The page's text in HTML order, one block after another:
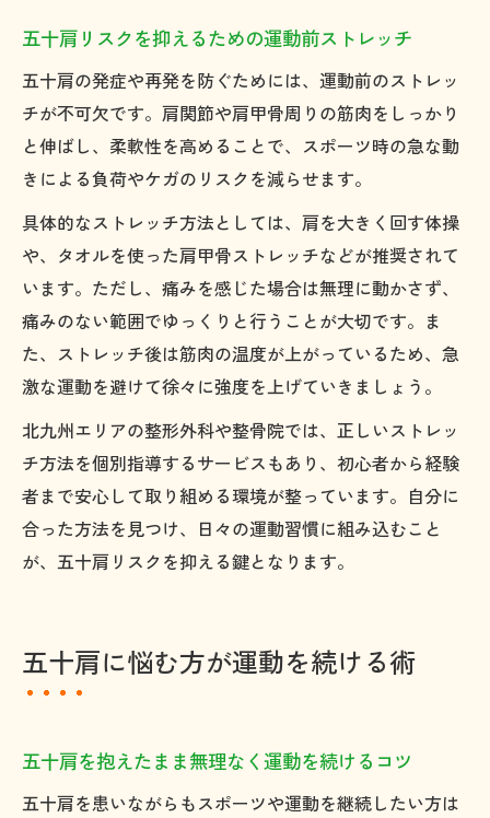
五十肩リスクを抑えるための運動前ストレッチ
五十肩の発症や再発を防ぐためには、運動前のストレッ
チが不可欠です。肩関節や肩甲骨周りの筋肉をしっかり
と伸ばし、柔軟性を高めることで、スポーツ時の急な動
きによる負荷やケガのリスクを減らせます。
具体的なストレッチ方法としては、肩を大きく回す体操
や、タオルを使った肩甲骨ストレッチなどが推奨されて
います。ただし、痛みを感じた場合は無理に動かさず、
痛みのない範囲でゆっくりと行うことが大切です。ま
た、ストレッチ後は筋肉の温度が上がっているため、急
激な運動を避けて徐々に強度を上げていきましょう。
北九州エリアの整形外科や整骨院では、正しいストレッ
チ方法を個別指導するサービスもあり、初心者から経験
者まで安心して取り組める環境が整っています。自分に
合った方法を見つけ、日々の運動習慣に組み込むこと
が、五十肩リスクを抑える鍵となります。
五十肩に悩む方が運動を続ける術
五十肩を抱えたまま無理なく運動を続けるコツ
五十肩を患いながらもスポーツや運動を継続したい方は